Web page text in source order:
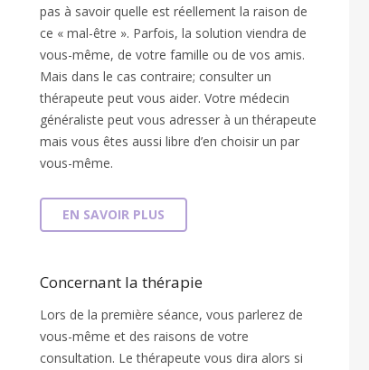
pas à savoir quelle est réellement la raison de
ce « mal-être ». Parfois, la solution viendra de
vous-même, de votre famille ou de vos amis.
Mais dans le cas contraire; consulter un
thérapeute peut vous aider. Votre médecin
généraliste peut vous adresser à un thérapeute
mais vous êtes aussi libre d’en choisir un par
vous-même.
EN SAVOIR PLUS
Concernant la thérapie
Lors de la première séance, vous parlerez de
vous-même et des raisons de votre
consultation. Le thérapeute vous dira alors si